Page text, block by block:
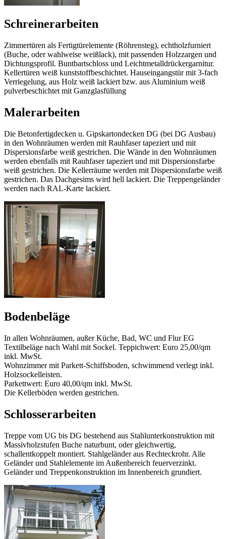
Schreinerarbeiten
Zimmertüren als Fertigtürelemente (Röhrensteg), echtholzfurniert
(Buche, oder wahlweise weißlack), mit passenden Holzzargen und
Dichtungsprofil. Buntbartschloss und Leichtmetalldrückergarnitur.
Kellertüren weiß kunststoffbeschichtet. Hauseingangstür mit 3-fach
Verriegelung, aus Holz weiß lackiert bzw. aus Aluminium weiß
pulverbeschichtet mit Ganzglasfüllung
Malerarbeiten
Die Betonfertigdecken u. Gipskartondecken DG (bei DG Ausbau)
in den Wohnräumen werden mit Rauhfaser tapeziert und mit
Dispersionsfarbe weiß gestrichen. Die Wände in den Wohnräumen
werden ebenfalls mit Rauhfaser tapeziert und mit Dispersionsfarbe
weiß gestrichen. Die Kellerräume werden mit Dispersionsfarbe weiß
gestrichen. Das Dachgesims wird hell lackiert. Die Treppengeländer
werden nach RAL-Karte lackiert.
Bodenbeläge
In allen Wohnräumen, außer Küche, Bad, WC und Flur EG
Textilbeläge nach Wahl mit Sockel. Teppichwert: Euro 25,00/qm
inkl. MwSt.
Wohnzimmer mit Parkett-Schiffsboden, schwimmend verlegt inkl.
Holzsockelleisten.
Parkettwert: Euro 40,00/qm inkl. MwSt.
Die Kellerböden werden gestrichen.
Schlosserarbeiten
Treppe vom UG bis DG bestehend aus Stahlunterkonstruktion mit
Massivholzstufen Buche naturbunt, oder gleichwertig,
schallentkoppelt montiert. Stahlgeländer aus Rechteckrohr. Alle
Geländer und Stahlelemente im Außenbereich feuerverzinkt.
Geländer und Treppenkonstruktion im Innenbereich grundiert.